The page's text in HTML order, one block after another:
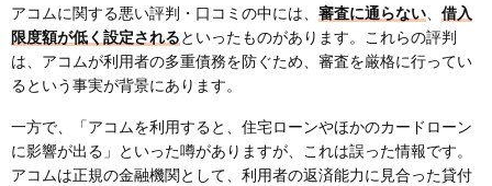
アコムに関する悪い評判・口コミの中には、 審査に通らない、 借入
限度額が低く設定される といったものがあります。これらの評判
は、アコムが利用者の多重債務を防ぐため、審査を厳格に行ってい
るという事実が背景にあります。
一方で、「アコムを利用すると、住宅ローンやほかのカードローン
に影響が出る」といった噂がありますが、これは誤った情報です。
アコムは正規の金融機関として、利用者の返済能力に見合った貸付